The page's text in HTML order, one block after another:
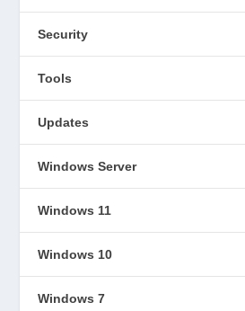
Security
Tools
Updates
Windows Server
Windows 11
Windows 10
Windows 7